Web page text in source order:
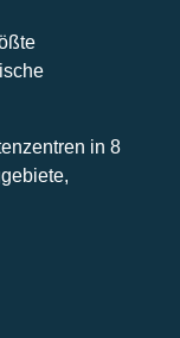
in 8